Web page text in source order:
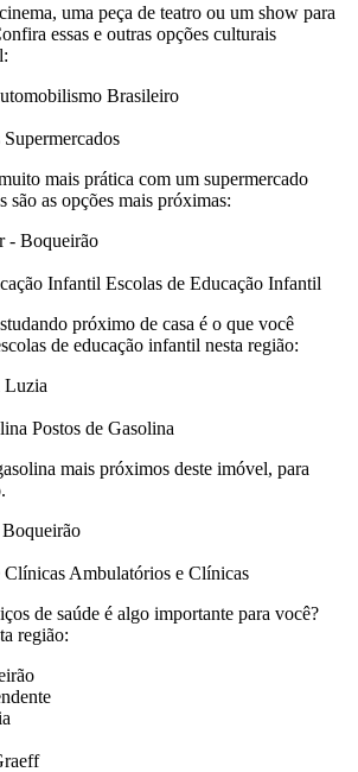
uma peça de teatro ou um show para
essas e outras opções culturais
Brasileiro
Supermercados
mais prática com um supermercado
são as opções mais próximas:
- Boqueirão
Escolas de Educação Infantil
próximo de casa é o que você
de educação infantil nesta região:
Luzia
Postos de Gasolina
mais próximos deste imóvel, para
Ambulatórios e Clínicas
de saúde é algo importante para você?
região: